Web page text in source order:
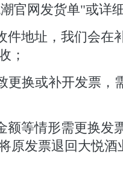
官网发货单"或详
件地址，我们会在
；
更换或补开发票，
额等情形需更换发
原发票退回大悦